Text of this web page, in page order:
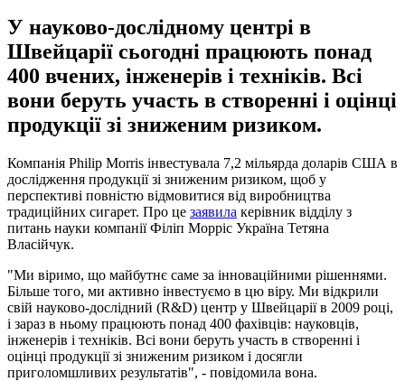
У науково-дослідному центрі в
Швейцарії сьогодні працюють понад
400 вчених, інженерів і техніків. Всі
вони беруть участь в створенні і оцінці
продукції зі зниженим ризиком.
Компанія Philip Morris інвестувала 7,2 мільярда доларів США в
дослідження продукції зі зниженим ризиком, щоб у
перспективі повністю відмовитися від виробництва
традиційних сигарет. Про це заявила керівник відділу з
питань науки компанії Філіп Морріс Україна Тетяна
Власійчук.
"Ми віримо, що майбутнє саме за інноваційними рішеннями.
Більше того, ми активно інвестуємо в цю віру. Ми відкрили
свій науково-дослідний (R&D) центр у Швейцарії в 2009 році,
і зараз в ньому працюють понад 400 фахівців: науковців,
інженерів і техніків. Всі вони беруть участь в створенні і
оцінці продукції зі зниженим ризиком і досягли
приголомшливих результатів", - повідомила вона.